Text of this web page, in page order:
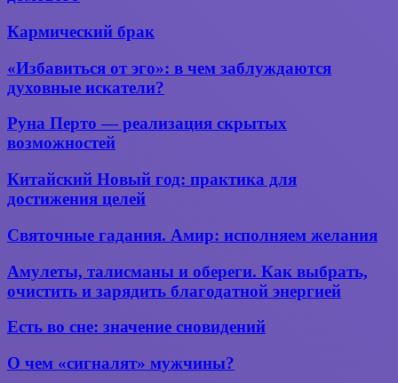
домовой —
про
Кармический
брак
Кармический брак
«Избавиться
эго»:
чем
заблуждаются
искатели?
«Избавиться от эго»: в чем заблуждаются
духовные искатели?
Руна
Перто —
реализация
возможностей
Руна Перто — реализация скрытых
возможностей
Китайский
год:
для
целей
Китайский Новый год: практика для
достижения целей
Святочные
Амир:
исполняем
желания
Святочные гадания. Амир: исполняем желания
Амулеты,
талисманы
и
Как
очистить
Амулеты, талисманы и обереги. Как выбрать,
очистить и зарядить благодатной энергией
Есть
сне:
значение
Есть во сне: значение сновидений
О чем
О чем «сигналят» мужчины?